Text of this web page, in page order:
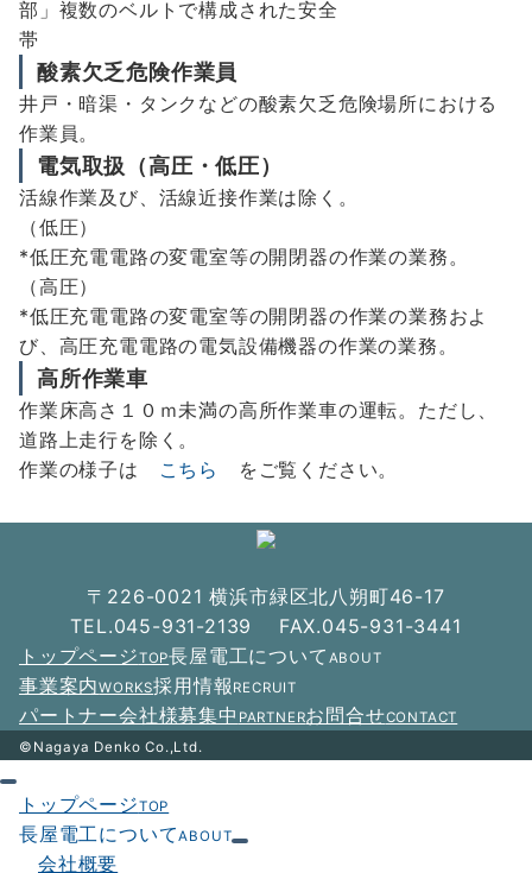
部」複数のベルトで構成された安全
帯
酸素欠乏危険作業員
井戸・暗渠・タンクなどの酸素欠乏危険場所における
作業員。
電気取扱（高圧・低圧）
活線作業及び、活線近接作業は除く。
（低圧）
*低圧充電電路の変電室等の開閉器の作業の業務。
（高圧）
*低圧充電電路の変電室等の開閉器の作業の業務およ
び、高圧充電電路の電気設備機器の作業の業務。
高所作業車
作業床高さ１０ｍ未満の高所作業車の運転。ただし、
道路上走行を除く。
作業の様子は
こちら をご覧ください。
〒226-0021 横浜市緑区北八朔町46-17
TEL.045-931-2139 FAX.045-931-3441
トップページTOP長屋電工について ABOUT
事業案内WORKS採用情報 RECRUIT
パートナー会社様募集中 PARTNERお問合せCONTACT
©Nagaya Denko Co.,Ltd.
トップページTOP
長屋電工についてABOUT
会社概要